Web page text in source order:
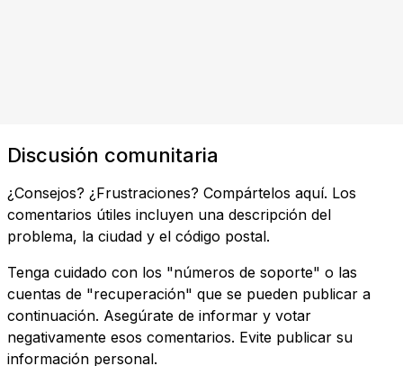
Discusión comunitaria
¿Consejos? ¿Frustraciones? Compártelos aquí. Los
comentarios útiles incluyen una descripción del
problema, la ciudad y el código postal.
Tenga cuidado con los "números de soporte" o las
cuentas de "recuperación" que se pueden publicar a
continuación. Asegúrate de informar y votar
negativamente esos comentarios. Evite publicar su
información personal.